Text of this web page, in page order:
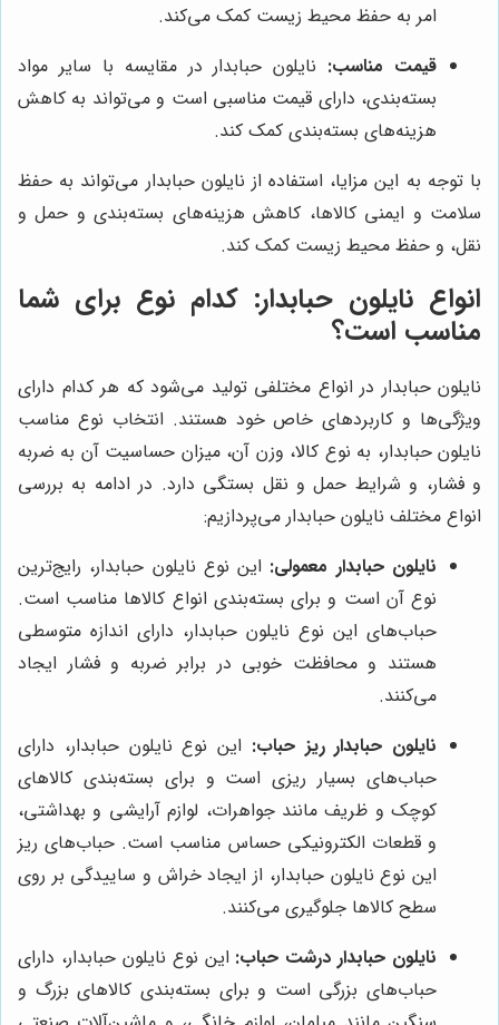
امر به حفظ محیط زیست کمک می‌کند.
قیمت مناسب: نایلون حبابدار در مقایسه با سایر مواد
بسته‌بندی، دارای قیمت مناسبی است و می‌تواند به کاهش
هزینه‌های بسته‌بندی کمک کند.
با توجه به این مزایا، استفاده از نایلون حبابدار می‌تواند به حفظ
سلامت و ایمنی کالاها، کاهش هزینه‌های بسته‌بندی و حمل و
نقل، و حفظ محیط زیست کمک کند.
انواع نایلون حبابدار: کدام نوع برای شما
مناسب است؟
نایلون حبابدار در انواع مختلفی تولید می‌شود که هر کدام دارای
ویژگی‌ها و کاربردهای خاص خود هستند. انتخاب نوع مناسب
نایلون حبابدار، به نوع کالا، وزن آن، میزان حساسیت آن به ضربه
و فشار، و شرایط حمل و نقل بستگی دارد. در ادامه به بررسی
انواع مختلف نایلون حبابدار می‌پردازیم:
نایلون حبابدار معمولی: این نوع نایلون حبابدار، رایج‌ترین
نوع آن است و برای بسته‌بندی انواع کالاها مناسب است.
حباب‌های این نوع نایلون حبابدار، دارای اندازه متوسطی
هستند و محافظت خوبی در برابر ضربه و فشار ایجاد
می‌کنند.
نایلون حبابدار ریز حباب: این نوع نایلون حبابدار، دارای
حباب‌های بسیار ریزی است و برای بسته‌بندی کالاهای
کوچک و ظریف مانند جواهرات، لوازم آرایشی و بهداشتی،
و قطعات الکترونیکی حساس مناسب است. حباب‌های ریز
این نوع نایلون حبابدار، از ایجاد خراش و ساییدگی بر روی
سطح کالاها جلوگیری می‌کنند.
نایلون حبابدار درشت حباب: این نوع نایلون حبابدار، دارای
حباب‌های بزرگی است و برای بسته‌بندی کالاهای بزرگ و